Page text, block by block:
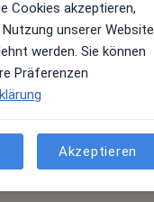
Cookies akzeptieren,
unserer Website
werden. Sie können
Präferenzen
Akzeptieren